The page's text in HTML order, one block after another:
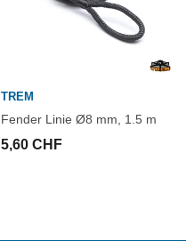
TREM
Fender Linie Ø8 mm, 1.5 m
5,60 CHF